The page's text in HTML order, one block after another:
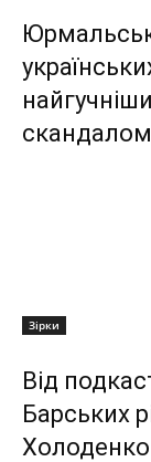
скандалом
Зірки
Від
Барських
Холоденко